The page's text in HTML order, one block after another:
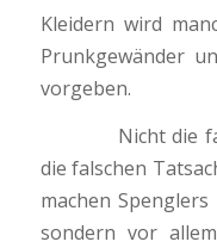
Kleidern wird
Prunkgewänder
vorgeben.
Nicht die
die falschen
machen
sondern vor